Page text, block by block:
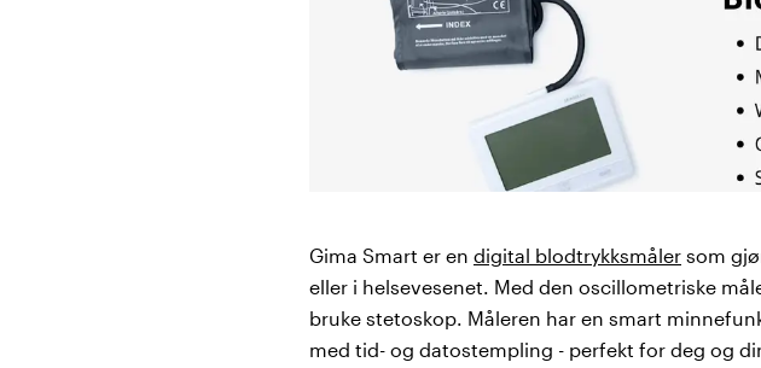
Gima Smart er en digital blodtrykksmåler som
eller i helsevesenet. Med den oscillometriske
bruke stetoskop. Måleren har en smart
med tid- og datostempling - perfekt for deg og